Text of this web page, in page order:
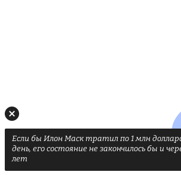
Если бы Илон Маск тратил по 1 млн
день, его состояние не закончилось бы и
лет